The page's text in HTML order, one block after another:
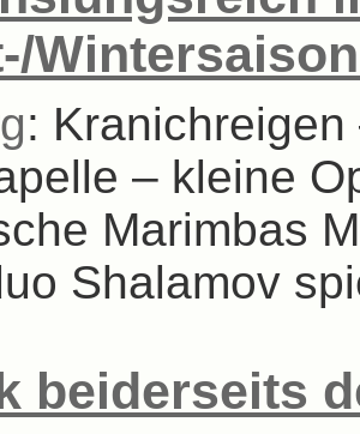
:
– kleine
Marimbas
Shalamov
beiderseits